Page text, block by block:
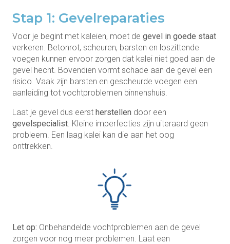
Stap 1: Gevelreparaties
Voor je begint met kaleien, moet de gevel in goede staat
verkeren. Betonrot, scheuren, barsten en loszittende
voegen kunnen ervoor zorgen dat kalei niet goed aan de
gevel hecht. Bovendien vormt schade aan de gevel een
risico. Vaak zijn barsten en gescheurde voegen een
aanleiding tot vochtproblemen binnenshuis.
Laat je gevel dus eerst herstellen door een
gevelspecialist . Kleine imperfecties zijn uiteraard geen
probleem. Een laag kalei kan die aan het oog
onttrekken.
Let op: Onbehandelde vochtproblemen aan de gevel
zorgen voor nog meer problemen. Laat een